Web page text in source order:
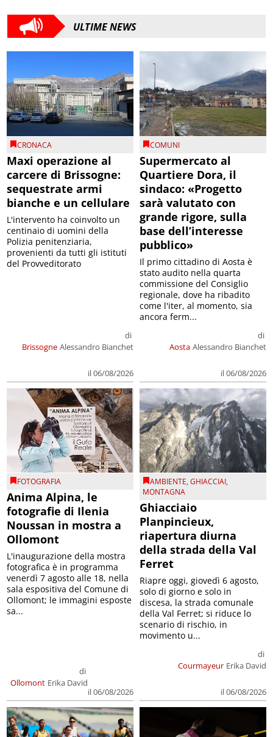
ULTIME NEWS
CRONACA
Maxi operazione al
carcere di Brissogne:
sequestrate armi
bianche e un cellulare
Brissogne
di
Alessandro Bianchet
il 06/08/2026
L'intervento ha coinvolto un
centinaio di uomini della
Polizia penitenziaria,
provenienti da tutti gli istituti
del Provveditorato
COMUNI
Supermercato al
Quartiere Dora, il
sindaco: «Progetto
sarà valutato con
grande rigore, sulla
base dell’interesse
pubblico»
Aosta
di
Alessandro Bianchet
il 06/08/2026
Il primo cittadino di Aosta è
stato audito nella quarta
commissione del Consiglio
regionale, dove ha ribadito
come l'iter, al momento, sia
ancora ferm...
FOTOGRAFIA
Anima Alpina, le
fotografie di Ilenia
Noussan in mostra a
Ollomont
Ollomont
di
Erika David
il 06/08/2026
L'inaugurazione della mostra
fotografica è in programma
venerdì 7 agosto alle 18, nella
sala espositiva del Comune di
Ollomont; le immagini esposte
sa...
AMBIENTE,GHIACCIAI,
MONTAGNA
Ghiacciaio
Planpincieux,
riapertura diurna
della strada della Val
Ferret
Courmayeur
di
Erika David
il 06/08/2026
Riapre oggi, giovedì 6 agosto,
solo di giorno e solo in
discesa, la strada comunale
della Val Ferret; si riduce lo
scenario di rischio, in
movimento u...